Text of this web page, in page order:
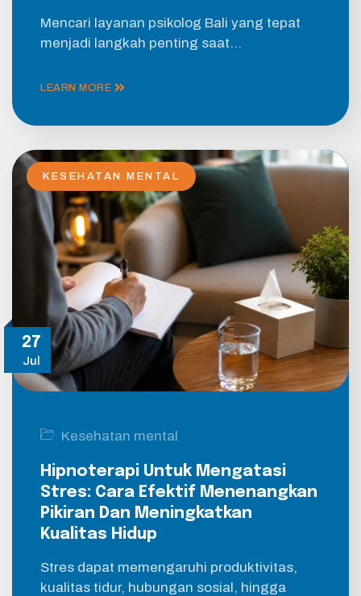
Mencari layanan psikolog Bali yang tepat
menjadi langkah penting saat…
LEARN MORE
27
Jul
KESEHATAN MENTAL
Kesehatan mental
Hipnoterapi Untuk Mengatasi
Stres: Cara Efektif Menenangkan
Pikiran Dan Meningkatkan
Kualitas Hidup
Stres dapat memengaruhi produktivitas,
kualitas tidur, hubungan sosial, hingga